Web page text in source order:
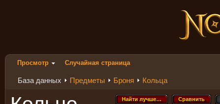
Просмотр Случайная страница
База данных Предметы Броня Кольца
Сравнить
Сравнить
Найти лучше…
Найти лучше…